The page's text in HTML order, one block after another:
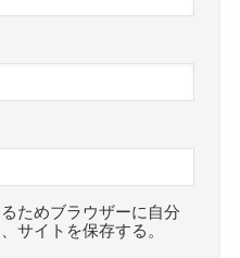
ためブラウザーに自分
サイトを保存する。